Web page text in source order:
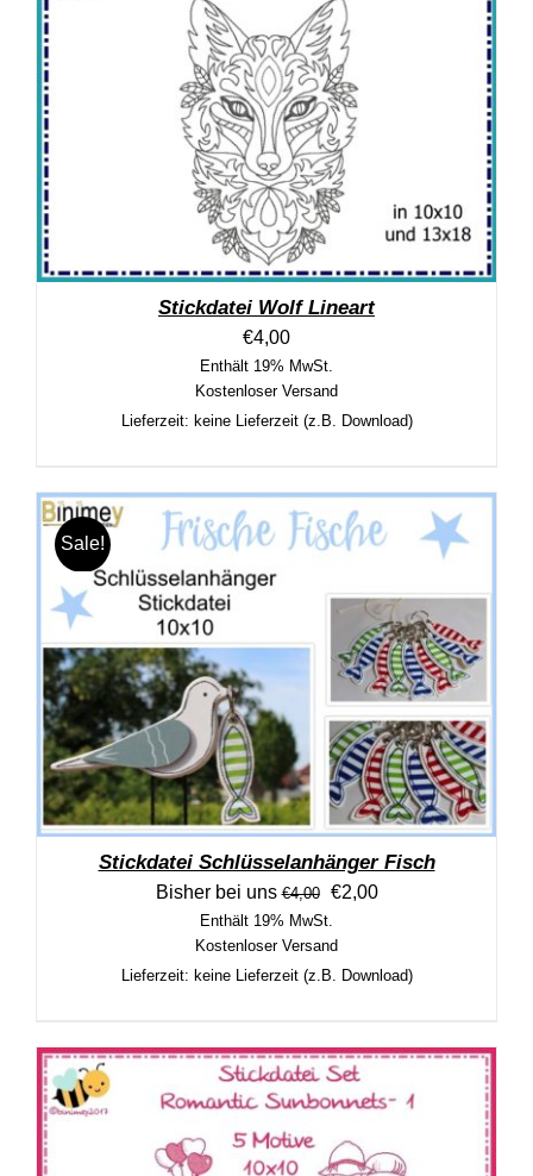
Stickdatei Wolf Lineart
€4,00
Enthält 19% MwSt.
Kostenloser Versand
Lieferzeit: keine Lieferzeit (z.B. Download)
Sale!
Stickdatei Schlüsselanhänger Fisch
Bisher bei uns €4,00 Ursprünglicher Preis
€2,00Aktueller Preis ist:
Enthält 19% MwSt.
Kostenloser Versand
Lieferzeit: keine Lieferzeit (z.B. Download)